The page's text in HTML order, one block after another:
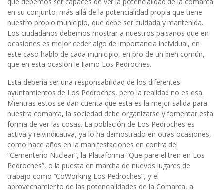
en su conjunto, más allá de la potencialidad propia que tiene
nuestro propio municipio, que debe ser cuidada y mantenida.
Los ciudadanos debemos mostrar a nuestros paisanos que en
ocasiones es mejor ceder algo de importancia individual, en
este caso hablo de cada municipio, en pro de un bien común,
que en esta ocasión le llamo Los Pedroches.
Esta debería ser una responsabilidad de los diferentes
ayuntamientos de Los Pedroches, pero la realidad no es esa.
Mientras estos se dan cuenta que esta es la mejor salida para
nuestra comarca, la sociedad debe organizarse y fomentar esta
forma de ver las cosas. La población de Los Pedroches es
activa y reivindicativa, ya lo ha demostrado en otras ocasiones,
como hace años en la manifestaciones en contra del
“Cementerio Nuclear”, la Plataforma “Que pare el tren en Los
Pedroches”, o la puesta en marcha de nuevos lugares de
trabajo como “CoWorking Los Pedroches”, y el
aprovechamiento de las potencialidades de la Comarca, a